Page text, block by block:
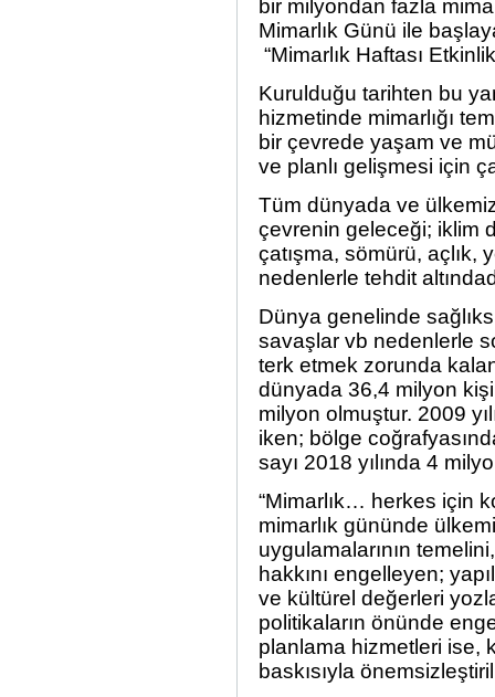
bir milyondan fazla
Mimarlık Günü ile
“Mimarlık Haftası
Kurulduğu tarihten bu
hizmetinde mimarlığı
bir çevrede yaşam ve
ve planlı gelişmesi için
Tüm dünyada ve
çevrenin geleceği; iklim
çatışma, sömürü, açlık,
nedenlerle tehdit
Dünya genelinde
savaşlar vb nedenlerle
terk etmek zorunda
dünyada 36,4 milyon
milyon olmuştur. 2009
iken; bölge
sayı 2018 yılında 4
“Mimarlık… herkes için
mimarlık gününde
uygulamalarının
hakkını engelleyen;
ve kültürel değerleri
politikaların önünde
planlama hizmetleri ise,
baskısıyla